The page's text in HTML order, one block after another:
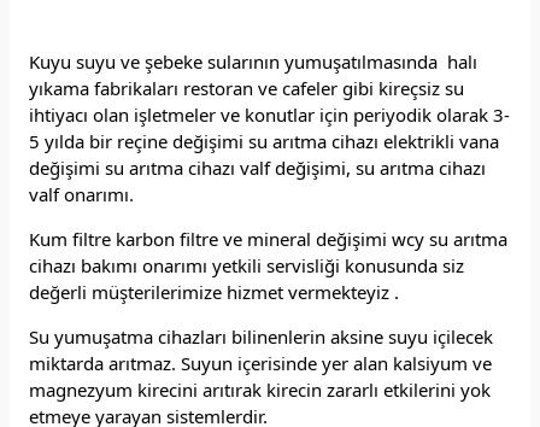
Kuyu suyu ve şebeke sularının yumuşatılmasında halı
yıkama fabrikaları restoran ve cafeler gibi kireçsiz su
ihtiyacı olan işletmeler ve konutlar için periyodik olarak 3-
5 yılda bir reçine değişimi su arıtma cihazı elektrikli vana
değişimi su arıtma cihazı valf değişimi, su arıtma cihazı
valf onarımı.
Kum filtre karbon filtre ve mineral değişimi wcy su arıtma
cihazı bakımı onarımı yetkili servisliği konusunda siz
değerli müşterilerimize hizmet vermekteyiz .
Su yumuşatma cihazları bilinenlerin aksine suyu içilecek
miktarda arıtmaz. Suyun içerisinde yer alan kalsiyum ve
magnezyum kirecini arıtırak kirecin zararlı etkilerini yok
etmeye yarayan sistemlerdir.